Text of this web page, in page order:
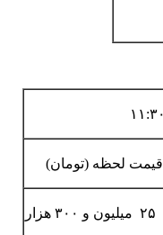
قیمت لحظه (تومان)